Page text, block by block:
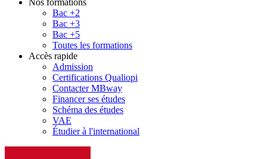
Bac +2
Bac +3
Bac +5
Toutes les formations
Accès rapide
Admission
Certifications Qualiopi
Contacter MBway
Financer ses études
Schéma des études
VAE
Étudier à l'international